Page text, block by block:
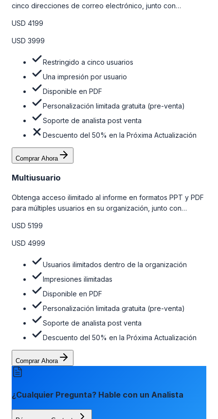
cinco direcciones de correo electrónico, junto con
venta y el soporte post-venta de nuestros analistas. Para
obtener más información, consulte la tabla de precios a
USD 4199
USD 3999
Restringido a cinco usuarios
Una impresión por usuario
Disponible en PDF
Personalización limitada gratuita (pre-venta)
Soporte de analista post venta
Descuento del 50% en la Próxima Actualización
Comprar Ahora
Multiusuario
Obtenga acceso ilimitado al informe en formatos PPT y PDF
para múltiples usuarios en su organización, junto con
venta, el soporte post-venta de nuestros analistas y una
opción de actualización gratuita del informe dentro de 180
la tabla de precios a continuación.
USD 5199
USD 4999
Usuarios ilimitados dentro de la organización
Impresiones ilimitadas
Disponible en PDF
Personalización limitada gratuita (pre-venta)
Soporte de analista post venta
Descuento del 50% en la Próxima Actualización
Comprar Ahora
¿Cualquier Pregunta? Hable con un Analista